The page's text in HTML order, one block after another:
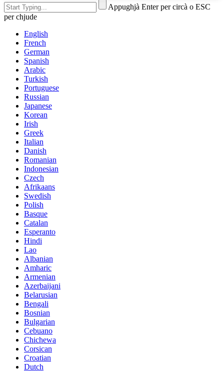
Appughjà Enter per circà o ESC
per chjude
English
French
German
Spanish
Arabic
Turkish
Portuguese
Russian
Japanese
Korean
Irish
Greek
Italian
Danish
Romanian
Indonesian
Czech
Afrikaans
Swedish
Polish
Basque
Catalan
Esperanto
Hindi
Lao
Albanian
Amharic
Armenian
Azerbaijani
Belarusian
Bengali
Bosnian
Bulgarian
Cebuano
Chichewa
Corsican
Croatian
Dutch